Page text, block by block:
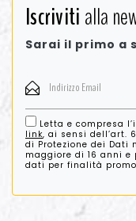
Iscrivitialla
Sarai il primo
Letta e compresa
link, ai sensi dell’art.
di Protezione dei Dati
maggiore di 16 anni e
dati per finalità